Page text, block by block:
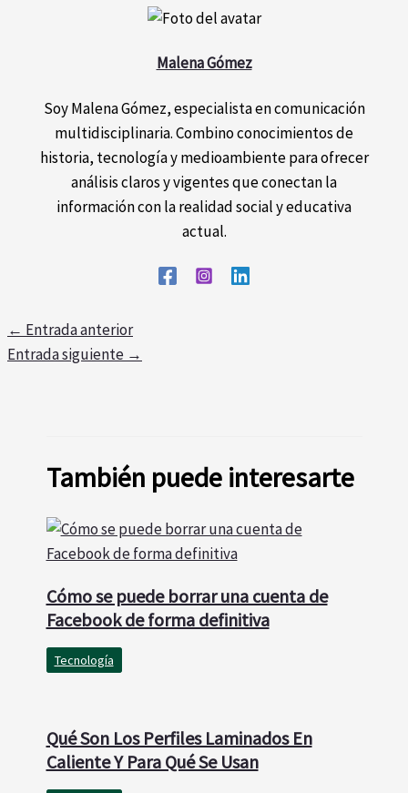
Malena Gómez
Soy Malena Gómez, especialista en comunicación
multidisciplinaria. Combino conocimientos de
historia, tecnología y medioambiente para ofrecer
análisis claros y vigentes que conectan la
información con la realidad social y educativa
actual.
← Entrada anterior
Entrada siguiente →
También puede interesarte
Cómo se puede borrar una cuenta de
Facebook de forma definitiva
Tecnología
Qué Son Los Perfiles Laminados En
Caliente Y Para Qué Se Usan